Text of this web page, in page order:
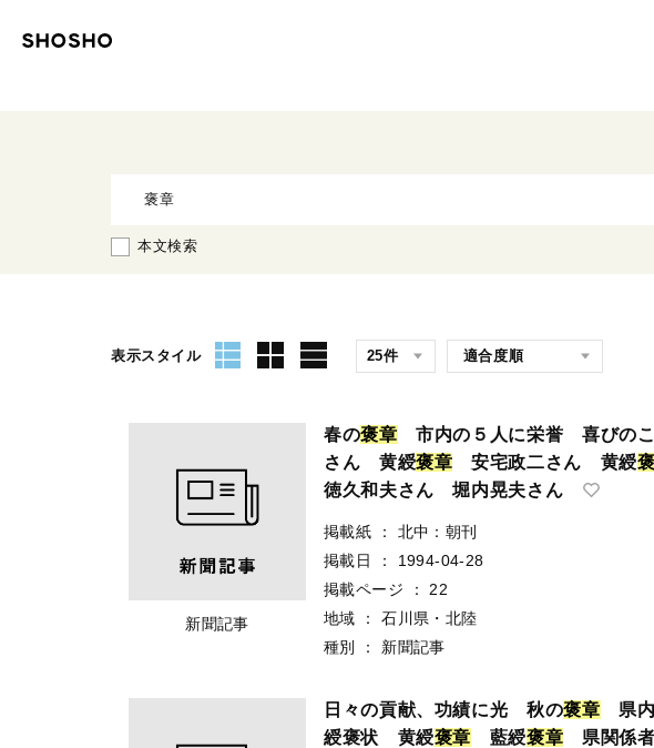
本文検索
表示スタイル
新聞記事
春の褒章 市内の５人に栄誉 喜びの
さん 黄綬褒章 安宅政二さん 黄綬褒
徳久和夫さん 堀内晃夫さん
掲載紙 ：
北中：朝刊
掲載日
：
1994-04-28
掲載ページ
：
22
地域
：
石川県・北陸
種別
： 新聞記事
日々の貢献、功績に光 秋の褒章 県
綬褒状 黄綬褒章 藍綬褒章 県関係